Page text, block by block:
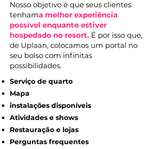
Nosso objetivo é que seus clientes
tenhama melhor experiência
possível enquanto estiver
hospedado no resort. É por isso que,
de Uplaan, colocamos um portal no
seu bolso com infinitas
possibilidades.
Serviço de quarto
Mapa
instalações disponíveis
Atividades e shows
Restauração e lojas
Perguntas frequentes